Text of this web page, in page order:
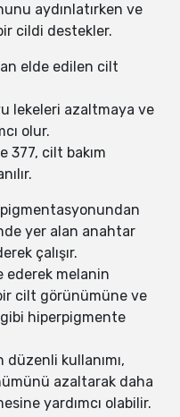
aydınlatırken ve
cildi destekler.
elde edilen cilt
lekeleri azaltmaya ve
olur.
377, cilt bakım
yer alan anahtar
çalışır.
ederek melanin
cilt görünümüne ve
gibi hiperpigmente
kullanımı,
azaltarak daha
yardımcı olabilir.